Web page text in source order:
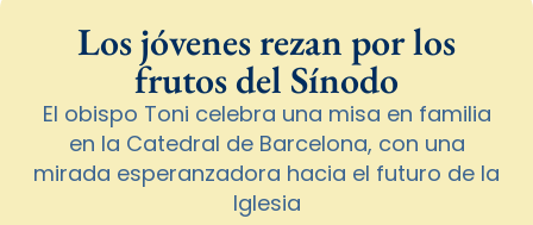
Los jóvenes rezan por los
frutos del Sínodo
El obispo Toni celebra una misa en familia
en la Catedral de Barcelona, con una
mirada esperanzadora hacia el futuro de la
Iglesia